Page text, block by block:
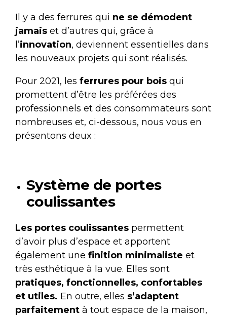
Il y a des ferrures qui ne se démodent
jamais et d’autres qui, grâce à
l’innovation, deviennent essentielles dans
les nouveaux projets qui sont réalisés.
Pour 2021, les ferrures pour bois qui
promettent d’être les préférées des
professionnels et des consommateurs sont
nombreuses et, ci-dessous, nous vous en
présentons deux :
Système de portes
coulissantes
Les portes coulissantes permettent
d’avoir plus d’espace et apportent
également une finition minimaliste et
très esthétique à la vue. EIles sont
pratiques, fonctionnelles, confortables
et utiles. En outre, elles s’adaptent
parfaitement à tout espace de la maison,